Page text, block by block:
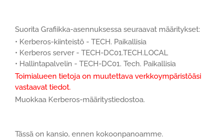
Suorita Grafiikka-asennuksessa seuraavat määritykset:
• Kerberos-kiinteistö - TECH. Paikallisia
• Kerberos server - TECH-DC01.TECH.LOCAL
• Hallintapalvelin - TECH-DC01. Tech. Paikallisia
Toimialueen tietoja on muutettava verkkoympäristöäsi
vastaavat tiedot.
Muokkaa Kerberos-määritystiedostoa.
Tässä on kansio, ennen kokoonpanoamme.